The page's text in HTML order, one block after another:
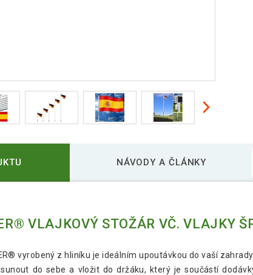
NÁVODY A ČLÁNKY
VLAJKOVÝ STOŽÁR VČ. VLAJKY
vyrobený z hliníku je ideálním upoutávkou do vaší
do sebe a vložit do držáku, který je součástí